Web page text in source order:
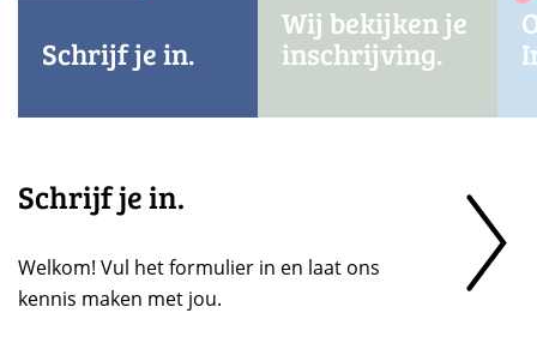
Schrijf je in.
Wij bekijken je
inschrijving.
Schrijf je in.
Welkom! Vul het formulier in en laat ons
kennis maken met jou.